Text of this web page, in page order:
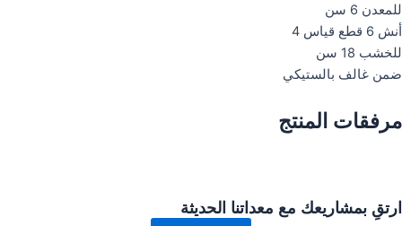
للمعدن 6 سن
أنش 6 قطع قياس 4
للخشب 18 سن
ضمن غالف بالستيكي
مرفقات المنتج
ارتقِ بمشاريعك مع معداتنا الحديثة